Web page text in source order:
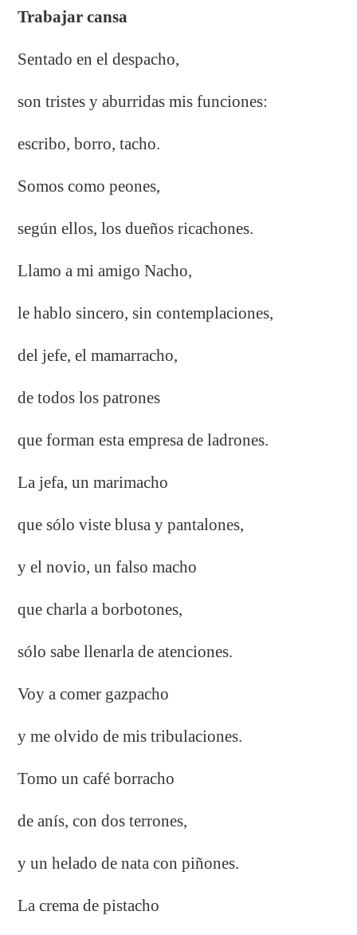
Trabajar cansa
Sentado en el despacho,
son tristes y aburridas mis funciones:
escribo, borro, tacho.
Somos como peones,
según ellos, los dueños ricachones.
Llamo a mi amigo Nacho,
le hablo sincero, sin contemplaciones,
del jefe, el mamarracho,
de todos los patrones
que forman esta empresa de ladrones.
La jefa, un marimacho
que sólo viste blusa y pantalones,
y el novio, un falso macho
que charla a borbotones,
sólo sabe llenarla de atenciones.
Voy a comer gazpacho
y me olvido de mis tribulaciones.
Tomo un café borracho
de anís, con dos terrones,
y un helado de nata con piñones.
La crema de pistacho